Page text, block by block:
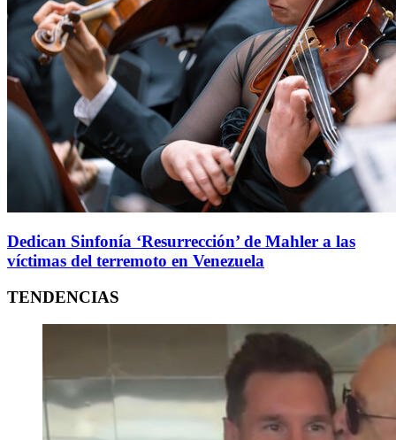
Dedican Sinfonía ‘Resurrección’ de Mahler a las
víctimas del terremoto en Venezuela
TENDENCIAS